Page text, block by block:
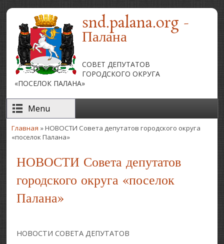
Перейти к основному содержаниюsnd.palana.org -
Палана
СОВЕТ ДЕПУТАТОВ
ГОРОДСКОГО ОКРУГА
«ПОСЕЛОК ПАЛАНА»
Menu
Вы здесь
Главная » НОВОСТИ Совета депутатов городского округа
«поселок Палана»
НОВОСТИ Совета депутатов
городского округа «поселок
Палана»
НОВОСТИ СОВЕТА ДЕПУТАТОВ